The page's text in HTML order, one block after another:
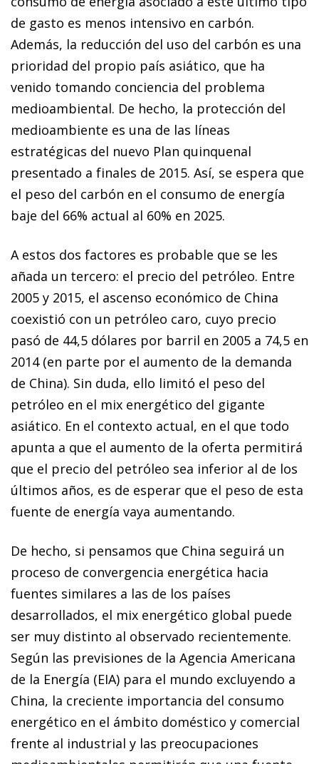
de gasto es menos intensivo en carbón.
Además, la reducción del uso del carbón es una
prioridad del propio país asiático, que ha
venido tomando conciencia del problema
medioambiental. De hecho, la protección del
me­­dio­­ambiente es una de las líneas
estratégicas del nuevo Plan quinquenal
presentado a finales de 2015. Así, se espera que
el peso del carbón en el consumo de energía
baje del 66% actual al 60% en 2025.
A estos dos factores es probable que se les
añada un tercero: el precio del petróleo. Entre
2005 y 2015, el ascenso económico de China
coexistió con un petróleo caro, cuyo precio
pasó de 44,5 dólares por barril en 2005 a 74,5 en
2014 (en parte por el aumento de la demanda
de China). Sin duda, ello limitó el peso del
petróleo en el mix energético del gigante
asiático. En el contexto actual, en el que todo
apunta a que el aumento de la oferta permitirá
que el precio del petróleo sea inferior al de los
últimos años, es de esperar que el peso de esta
fuente de energía vaya aumentando.
De hecho, si pensamos que China seguirá un
proceso de con­­vergencia energética hacia
fuentes similares a las de los países
desarrollados, el mix energético global puede
ser muy distinto al observado recientemente.
Según las previsiones de la Agencia Americana
de la Energía (EIA) para el mundo excluyendo a
China, la creciente importancia del consumo
energético en el ámbito doméstico y comercial
frente al industrial y las preocupaciones